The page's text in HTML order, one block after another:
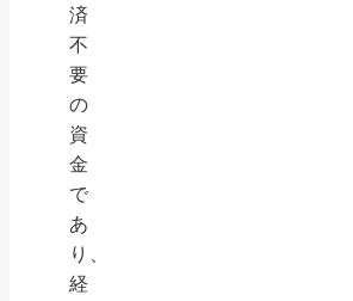
済
不
要
の
資
金
で
あ
り、
経